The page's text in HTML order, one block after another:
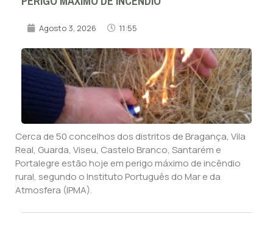
Agosto 3, 2026 11:55
Cerca de 50 concelhos dos distritos de Bragança, Vila
Real, Guarda, Viseu, Castelo Branco, Santarém e
Portalegre estão hoje em perigo máximo de incêndio
rural, segundo o Instituto Português do Mar e da
Atmosfera (IPMA).